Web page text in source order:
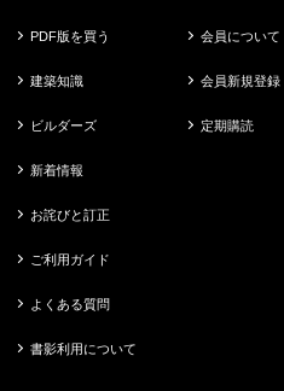
PDF版を買う
建築知識
ビルダーズ
新着情報
お詫びと訂正
ご利用ガイド
よくある質問
書影利用について
会員について
会員新規登録
定期購読